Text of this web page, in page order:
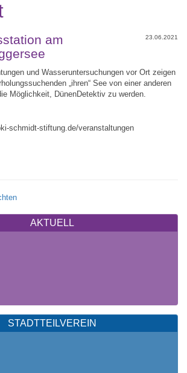
AKTUELL
STADTTEILVEREIN
23.06.2021
am
und Wasseruntersuchungen vor Ort zeigen
„ihren“ See von einer anderen
Möglichkeit, DünenDetektiv zu werden.
schmidt-stiftung.de/veranstaltungen